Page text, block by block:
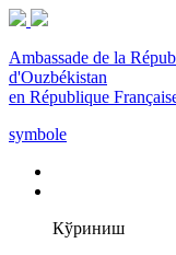
Ambassade de la
d'Ouzbékistan
en République
symbole
Кўриниш